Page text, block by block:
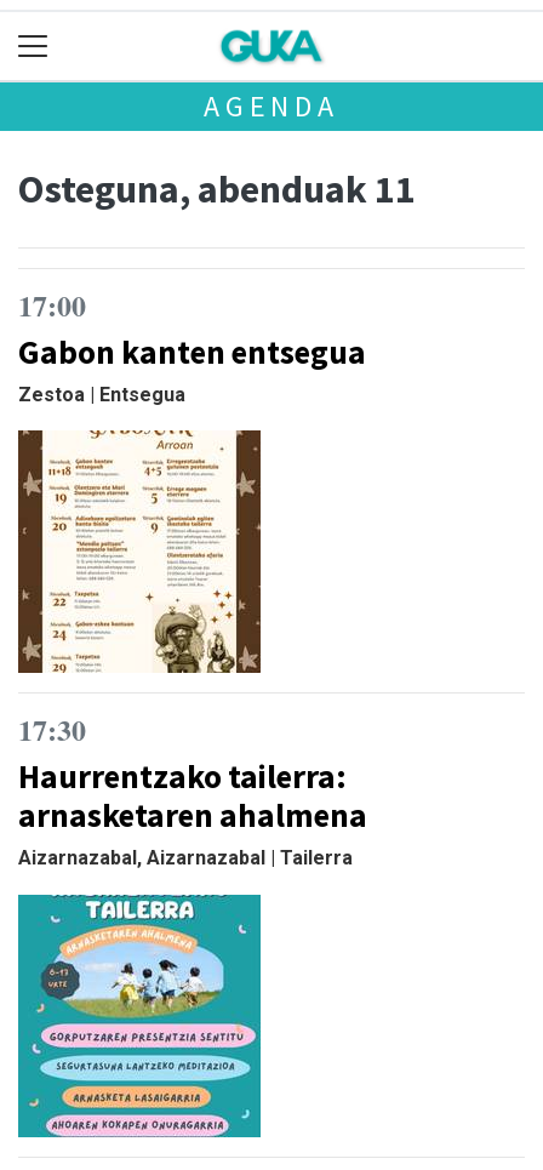
AGENDA
Osteguna, abenduak 11
17:00
Gabon kanten entsegua
Zestoa | Entsegua
17:30
Haurrentzako tailerra:
arnasketaren ahalmena
Aizarnazabal, Aizarnazabal | Tailerra